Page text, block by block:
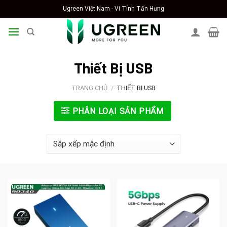
to
content
Ugreen Việt Nam - Vi Tính Tấn Hưng
Thiết Bị USB
TRANG CHỦ / THIẾT BỊ USB
PHÂN LOẠI SẢN PHẨM